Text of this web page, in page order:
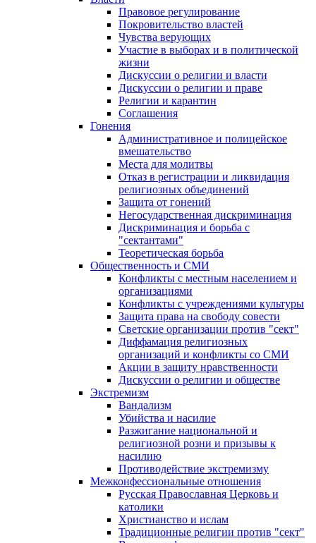
Правовое регулирование
Покровительство властей
Чувства верующих
Участие в выборах и в политической
жизни
Дискуссии о религии и власти
Дискуссии о религии и праве
Религии и карантин
Соглашения
Гонения
Административное и полицейское
вмешательство
Места для молитвы
Отказ в регистрации и ликвидация
религиозных объединений
Защита от гонений
Негосударственная дискриминация
Дискриминация и борьба с
"сектантами"
Теоретическая борьба
Общественность и СМИ
Конфликты с местным населением и
организациями
Конфликты с учреждениями культуры
Защита права на свободу совести
Светские организации против "сект"
Диффамация религиозных
организаций и конфликты со СМИ
Акции в защиту нравственности
Дискуссии о религии и обществе
Экстремизм
Вандализм
Убийства и насилие
Разжигание национальной и
религиозной розни и призывы к
насилию
Противодействие экстремизму
Межконфессиональные отношения
Русская Православная Церковь и
католики
Христианство и ислам
Традиционные религии против "сект"